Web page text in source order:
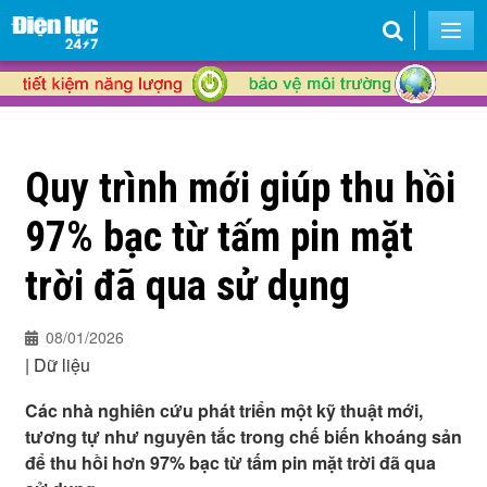
Quy trình mới giúp thu hồi
97% bạc từ tấm pin mặt
trời đã qua sử dụng
08/01/2026
| Dữ liệu
Các nhà nghiên cứu phát triển một kỹ thuật mới,
tương tự như nguyên tắc trong chế biến khoáng sản
để thu hồi hơn 97% bạc từ tấm pin mặt trời đã qua